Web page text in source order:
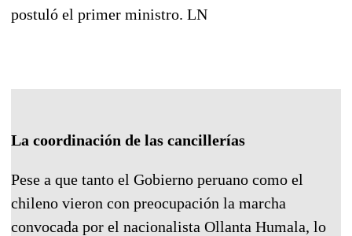
postuló el primer ministro. LN
La coordinación de las cancillerías
Pese a que tanto el Gobierno peruano como el
chileno vieron con preocupación la marcha
convocada por el nacionalista Ollanta Humala, lo